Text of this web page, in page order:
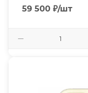
59 500 ₽/шт